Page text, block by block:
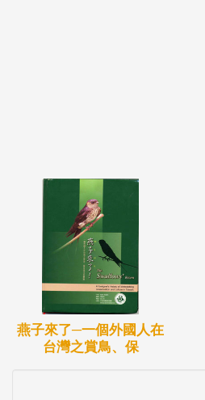
燕子來了─一個外國人在
台灣之賞鳥、保